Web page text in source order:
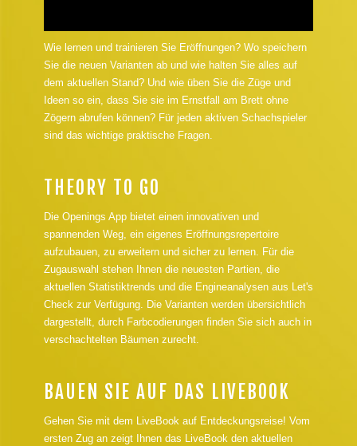
Wie lernen und trainieren Sie Eröffnungen? Wo speichern
Sie die neuen Varianten ab und wie halten Sie alles auf
dem aktuellen Stand? Und wie üben Sie die Züge und
Ideen so ein, dass Sie sie im Ernstfall am Brett ohne
Zögern abrufen können? Für jeden aktiven Schachspieler
sind das wichtige praktische Fragen.
THEORY TO GO
Die Openings App bietet einen innovativen und
spannenden Weg, ein eigenes Eröffnungsrepertoire
aufzubauen, zu erweitern und sicher zu lernen. Für die
Zugauswahl stehen Ihnen die neuesten Partien, die
aktuellen Statistiktrends und die Engineanalysen aus Let's
Check zur Verfügung. Die Varianten werden übersichtlich
dargestellt, durch Farbcodierungen finden Sie sich auch in
verschachtelten Bäumen zurecht.
BAUEN SIE AUF DAS LIVEBOOK
Gehen Sie mit dem LiveBook auf Entdeckungsreise! Vom
ersten Zug an zeigt Ihnen das LiveBook den aktuellen